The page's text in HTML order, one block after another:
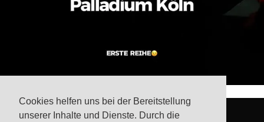
Cookies helfen uns bei der Bereitstellung
unserer Inhalte und Dienste. Durch die